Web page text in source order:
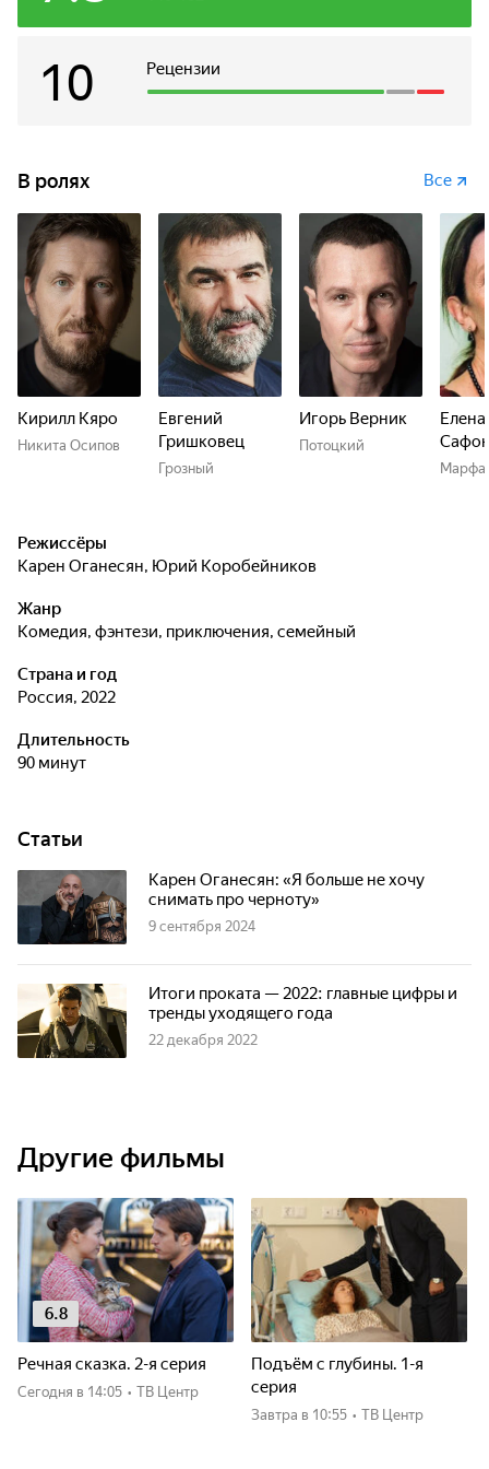
Рецензии
10
В ролях Все
Кирилл Кяро
Никита Осипов
Евгений
Гришковец
Грозный
Игорь Верник
Потоцкий
Елена
Марфа
Режиссёры
Карен Оганесян, Юрий Коробейников
Жанр
комедия, фэнтези, приключения, семейный
Страна и год
Россия, 2022
Длительность
90 минут
Статьи
Карен Оганесян: «Я больше не хочу
снимать про черноту»
9 сентября 2024
Итоги проката — 2022: главные цифры и
тренды уходящего года
22 декабря 2022
Другие фильмы
6.8
Речная сказка. 2-я серия
Сегодня в 14:05 • ТВ Центр
Подъём с глубины. 1-я
серия
Завтра в 10:55 • ТВ Центр